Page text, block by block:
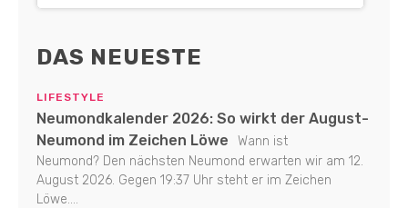
DAS NEUESTE
LIFESTYLE
Neumondkalender 2026: So wirkt der August-
Neumond im Zeichen Löwe
Wann ist
Neumond? Den nächsten Neumond erwarten wir am 12.
August 2026. Gegen 19:37 Uhr steht er im Zeichen
Löwe....